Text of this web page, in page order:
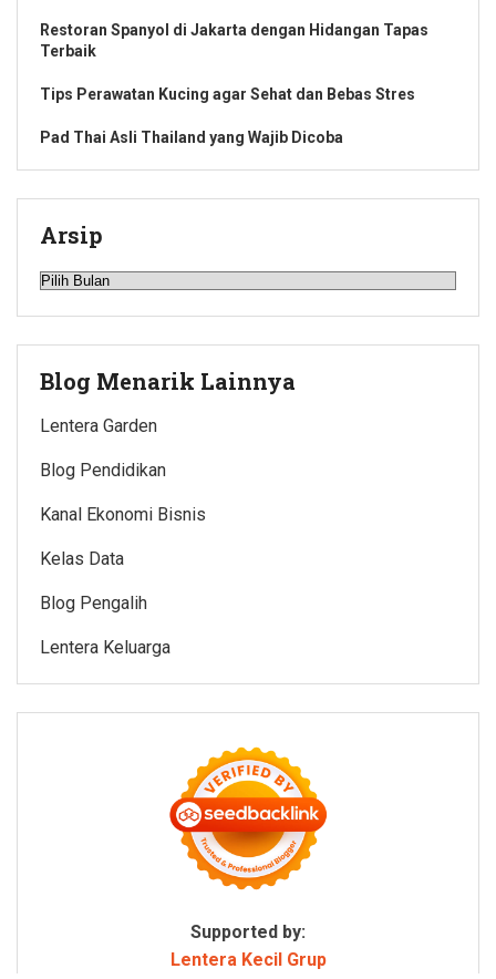
Restoran Spanyol di Jakarta dengan Hidangan Tapas
Terbaik
Tips Perawatan Kucing agar Sehat dan Bebas Stres
Pad Thai Asli Thailand yang Wajib Dicoba
Arsip
Arsip
Blog Menarik Lainnya
Lentera Garden
Blog Pendidikan
Kanal Ekonomi Bisnis
Kelas Data
Blog Pengalih
Lentera Keluarga
Supported by:
Lentera Kecil Grup